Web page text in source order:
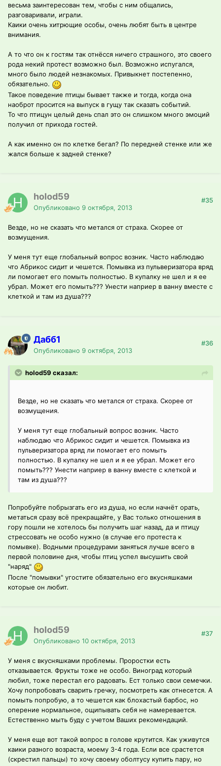
весьма заинтересован тем, чтобы с ним общались,
разговаривали, играли.
Каики очень хитрющие особы, очень любят быть в центре
внимания.
А то что он к гостям так отнёсся ничего страшного, это своего
рода некий протест возможно был. Возможно испугался,
много было людей незнакомых. Привыкнет постепенно,
обязательно.
Такое поведение птицы бывает также и тогда, когда она
наоброт просится на выпуск в гущу так сказать событий.
То что птицун целый день спал это он слишком много эмоций
получил от прихода гостей.
А как именно он по клетке бегал? По передней стенке или же
жался больше к задней стенке?
holod59
Опубликовано 9 октября, 2013
#35
Везде, но не сказать что метался от страха. Скорее от
возмущения.
У меня тут еще глобальный вопрос возник. Часто наблюдаю
что Абрикос сидит и чешется. Помывка из пульверизатора вряд
ли помогает его помыть полностью. В купалку не шел и я ее
убрал. Может его помыть??? Унести наприер в ванну вместе с
клеткой и там из душа???
Дабб1
Опубликовано 9 октября, 2013
#36
holod59 сказал:
Везде, но не сказать что метался от страха. Скорее от
возмущения.
У меня тут еще глобальный вопрос возник. Часто
наблюдаю что Абрикос сидит и чешется. Помывка из
пульверизатора вряд ли помогает его помыть
полностью. В купалку не шел и я ее убрал. Может его
помыть??? Унести наприер в ванну вместе с клеткой и
там из душа???
Попробуйте побрызгать его из душа, но если начнёт орать,
метаться сразу всё прекращайте, у Вас только отношения в
гору пошли не хотелось бы получить шаг назад, да и птицу
стрессовать не особо нужно (в случае его протеста к
помывке). Водными процедурами заняться лучше всего в
первой половине дня, чтобы птиц успел высушить свой
"наряд"
После "помывки" угостите обязательно его вкусняшками
которые он любит.
holod59
Опубликовано 10 октября, 2013
#37
У меня с вкусняшками проблемы. Проростки есть
отказывается. Фрукты тоже не особо. Виноград который
любил, тоже перестал его радовать. Ест только свои семечки.
Хочу попробовать сварить гречку, посмотреть как отнесется. А
помыть попробую, а то чешется как блохастый барбос, но
оперение нормальное, ощипывать себя не намеревается.
Естественно мыть буду с учетом Ваших рекомендаций.
У меня еще вот такой вопрос в голове крутится. Как уживутся
каики разного возраста, моему 3-4 года. Если все срастется
(скрестил пальцы) то хочу своему оболтусу купить пару, но